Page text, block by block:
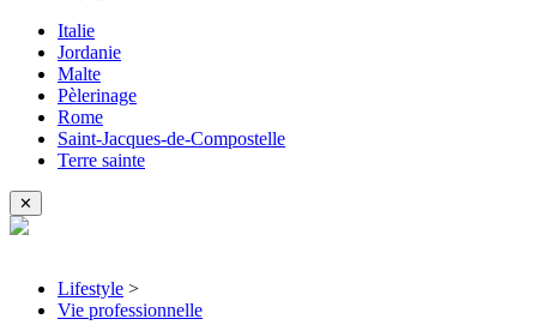
Italie
Jordanie
Malte
Pèlerinage
Rome
Saint-Jacques-de-Compostelle
Terre sainte
✕
Lifestyle >
Vie professionnelle